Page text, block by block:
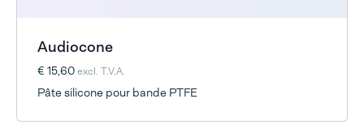
Audiocone
€ 15,60excl. T.V.A.
Pâte silicone pour bande PTFE